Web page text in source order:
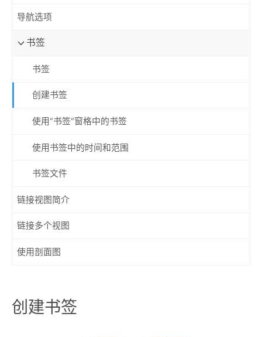
导航选项
书签
书签
创建书签
使用“书签”窗格中的书签
使用书签中的时间和范围
书签文件
链接视图简介
链接多个视图
使用剖面图
创建书签